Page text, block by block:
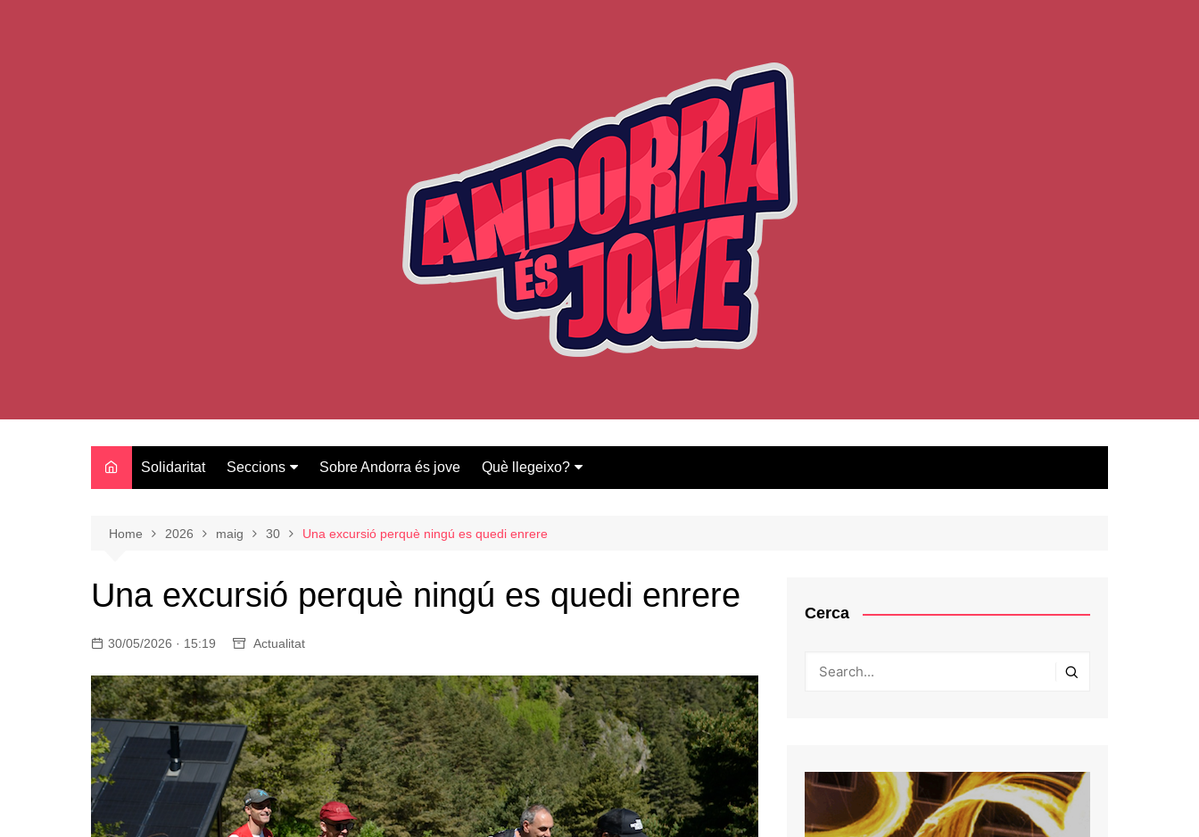
Solidaritat Seccions
Oci
Entrevistes
Estudis
Tecnologia
Amor
Moda i tendències
Sobre Andorra és jove Què llegeixo?
Bases del concurs
Home 2026 maig 30 Una excursió perquè ningú es quedi enrere
Una excursió perquè ningú es quedi enrere
30/05/2026 · 15:19 Actualitat
Cerca